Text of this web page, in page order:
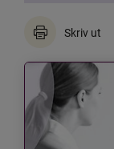
Skriv ut